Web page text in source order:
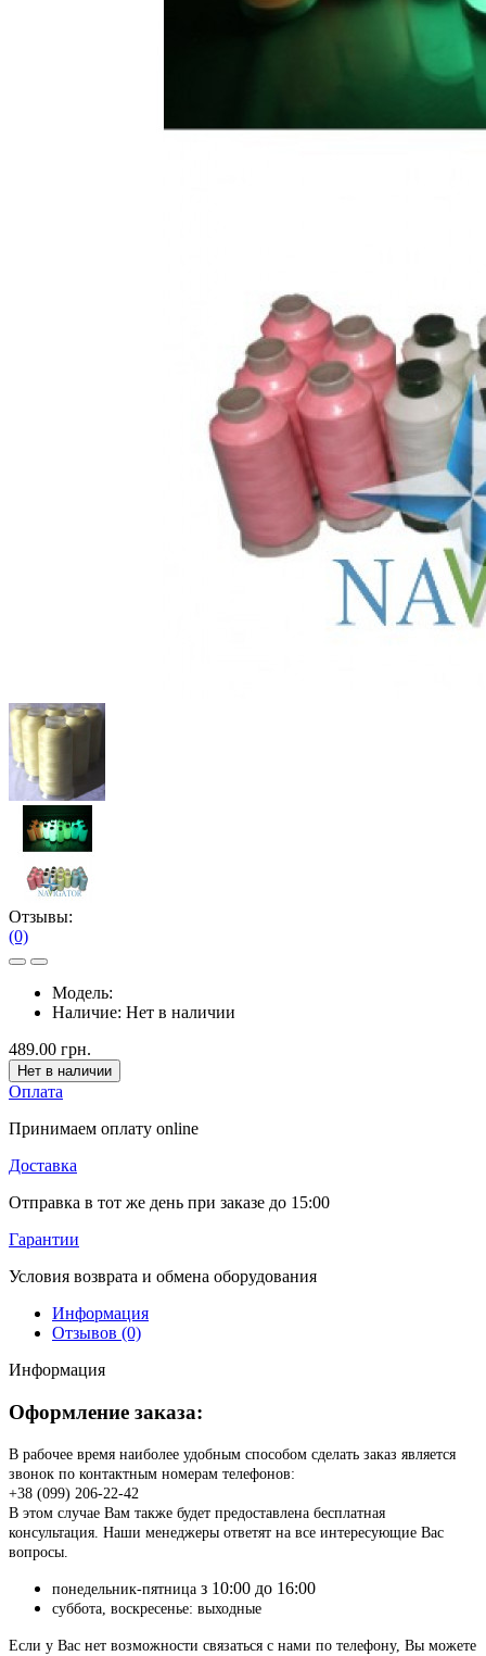
Отзывы:
(0)
Модель:
Наличие: Нет в наличии
489.00 грн.
Нет в наличии
Оплата
Принимаем оплату online
Доставка
Отправка в тот же день при заказе до 15:00
Гарантии
Условия возврата и обмена оборудования
Информация
Отзывов (0)
Информация
Оформление заказа:
В рабочее время наиболее удобным способом сделать заказ является
звонок по контактным номерам телефонов:
+38 (099) 206-22-42
В этом случае Вам также будет предоставлена бесплатная
консультация. Наши менеджеры ответят на все интересующие Вас
вопросы.
понедельник-пятница з 10:00 до 16:00
суббота, воскресенье: выходные
Если у Вас нет возможности связаться с нами по телефону, Вы можете